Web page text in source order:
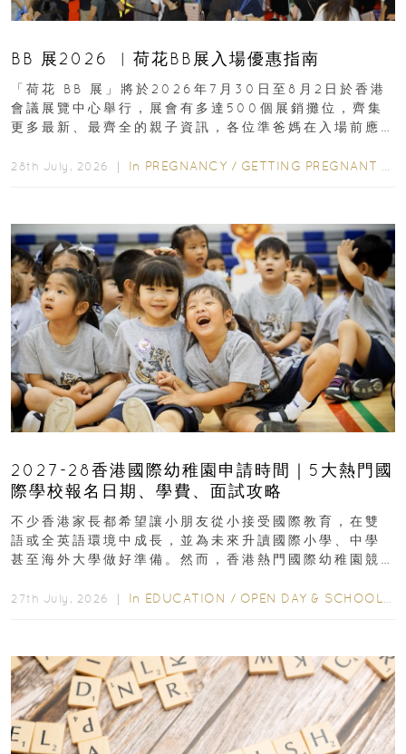
BB 展2026 ︳荷花BB展入場優惠指南
「荷花 BB 展」將於2026年7月30日至8月2日於香港
會議展覽中心舉行，展會有多達500個展銷攤位，齊集
更多最新、最齊全的親子資訊，各位準爸媽在入場前應
28th July, 2026 ｜ In PREGNANCY / GETTING PREGNANT
2027-28香港國際幼稚園申請時間｜5大熱門國
際學校報名日期、學費、面試攻略
不少香港家長都希望讓小朋友從小接受國際教育，在雙
語或全英語環境中成長，並為未來升讀國際小學、中學
甚至海外大學做好準備。然而，香港熱門國際幼稚園競
27th July, 2026 ｜ In EDUCATION / OPEN DAY & SCHOOL EVENTS